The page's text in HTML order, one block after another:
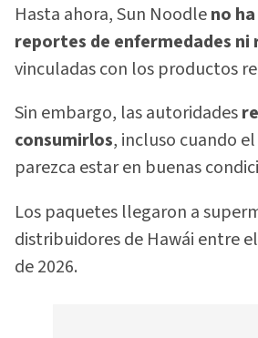
Hasta ahora, Sun Noodleno
reportes de enfermedades ni
vinculadas con los productos
Sin embargo, las autoridades
consumirlos, incluso cuando
parezca estar en buenas
Los paquetes llegaron a
distribuidores de Hawái entre
de 2026.